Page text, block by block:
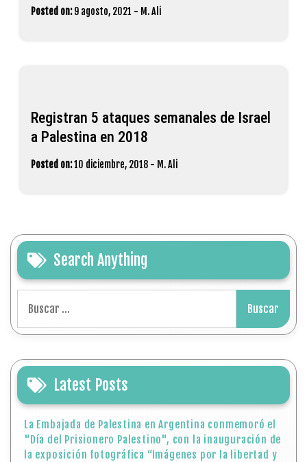
Posted on: 9 agosto, 2021 - M. Ali
Registran 5 ataques semanales de Israel
a Palestina en 2018
Posted on:10 diciembre, 2018 - M. Ali
Search Anything
Latest Posts
La Embajada de Palestina en Argentina conmemoró el
"Día del Prisionero Palestino", con la inauguración de
la exposición fotográfica “Imágenes por la libertad y